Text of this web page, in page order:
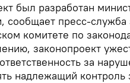
был разработан
сообщает пресс-служба
комитете по
законопроект
за
надлежащий